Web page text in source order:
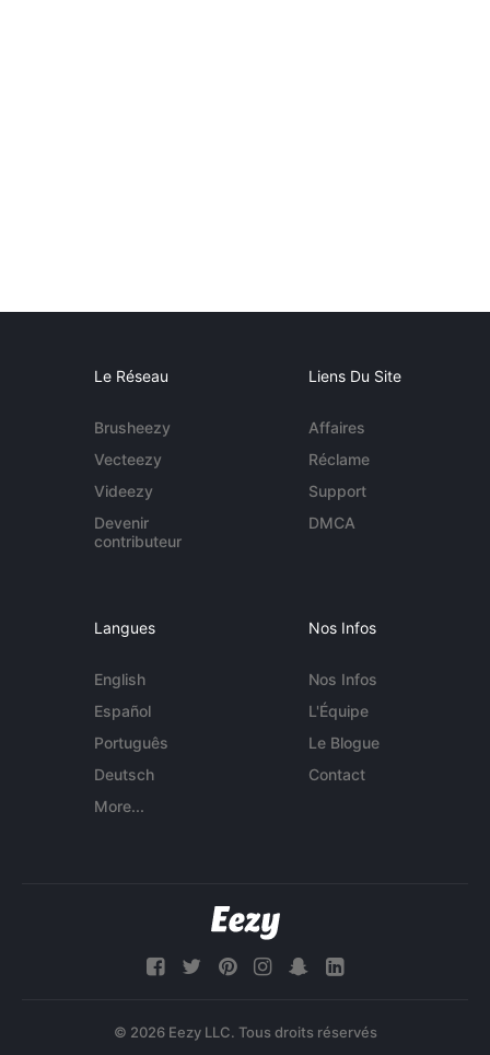
Le Réseau
Brusheezy
Vecteezy
Videezy
Devenir
contributeur
Liens Du Site
Affaires
Réclame
Support
DMCA
Langues
English
Español
Português
Deutsch
More...
Nos Infos
Nos Infos
L'Équipe
Le Blogue
Contact
© 2026 Eezy LLC. Tous droits réservés